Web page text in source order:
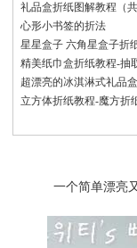
礼品盒折纸图解教程（共
心形小书签的折法
星星盒子 六角星盒子折
精美纸巾盒折纸教程-抽
超漂亮的冰淇淋式礼品
立方体折纸教程-魔方折
一个简单漂亮